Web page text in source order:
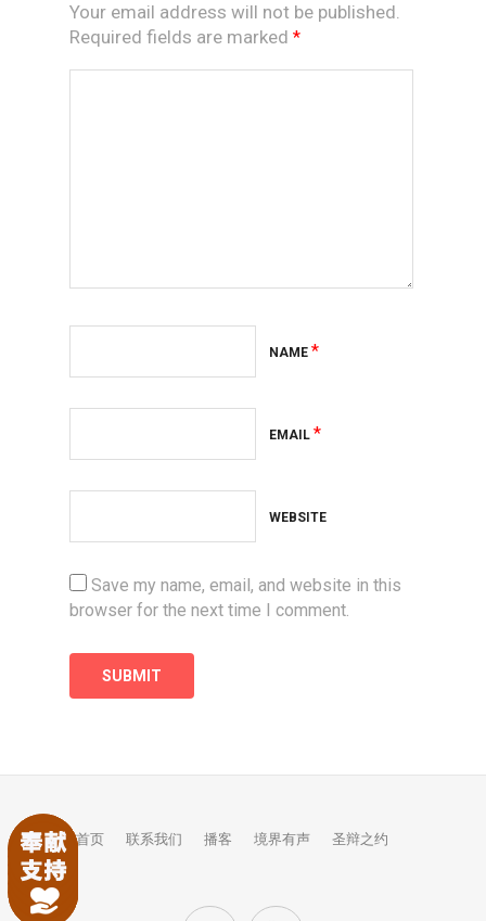
Your email address will not be published.
Required fields are marked *
NAME *
EMAIL *
WEBSITE
Save my name, email, and website in this
browser for the next time I comment.
首页 联系我们 播客 境界有声 圣辩之约